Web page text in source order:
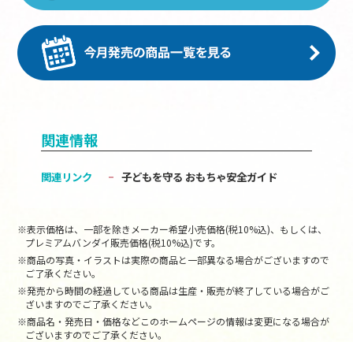
関連情報
関連リンク 子どもを守る おもちゃ安全ガイド
※表示価格は、一部を除きメーカー希望小売価格(税10%込)、もしくは、
プレミアムバンダイ販売価格(税10%込)です。
※商品の写真・イラストは実際の商品と一部異なる場合がございますので
ご了承ください。
※発売から時間の経過している商品は生産・販売が終了している場合がご
ざいますのでご了承ください。
※商品名・発売日・価格などこのホームページの情報は変更になる場合が
ございますのでご了承ください。